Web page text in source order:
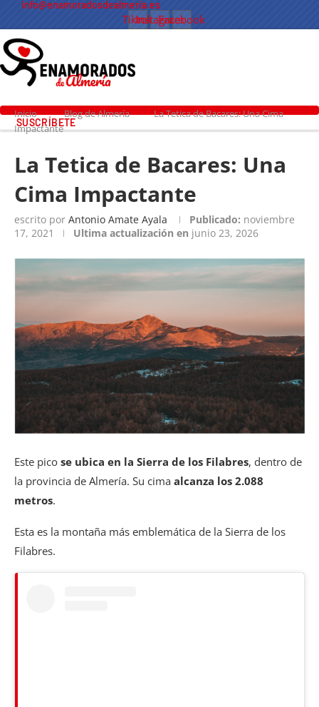
info@enamoradosdealmeria.es
Tiktok
Instagram
Facebook
SUSCRÍBETE
Inicio Blog de Almería
La Tetica de Bacares: Una Cima
Impactante
La Tetica de Bacares: Una
Cima Impactante
escrito por Antonio Amate Ayala Publicado: noviembre
17, 2021
Ultima actualización en junio 23, 2026
Este pico se ubica en la Sierra de los Filabres, dentro de
la provincia de Almería. Su cima alcanza los 2.088
metros.
Esta es la montaña más emblemática de la Sierra de los
Filabres.